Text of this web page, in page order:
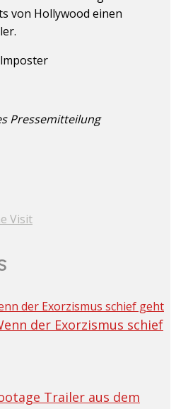
von Hollywood einen
Pressemitteilung
Visit
der Exorzismus schief
Trailer aus dem